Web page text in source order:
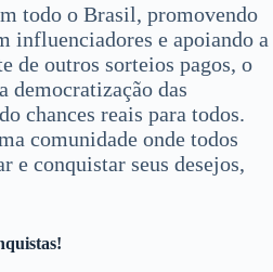
todo o Brasil, promovendo
influenciadores e apoiando a
de outros sorteios pagos, o
democratização das
chances reais para todos.
comunidade onde todos
e conquistar seus desejos,